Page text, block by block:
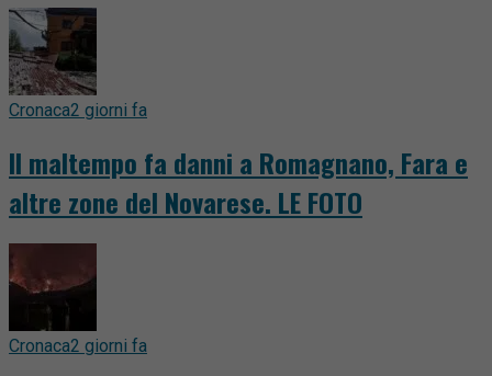
Cronaca2 giorni fa
Il maltempo fa danni a Romagnano, Fara e
altre zone del Novarese. LE FOTO
Cronaca2 giorni fa